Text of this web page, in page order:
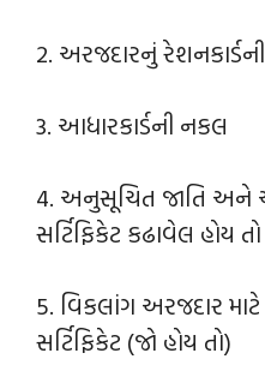
2. અરજદારનું
3. આધારકાર્ડની નકલ
4. અનુસૂચિત જાતિ અને
સર્ટિફિકેટ કઢાવેલ હોય તો
5. વિકલાંગ અરજદાર
સર્ટિફિકેટ (જો હોય તો)